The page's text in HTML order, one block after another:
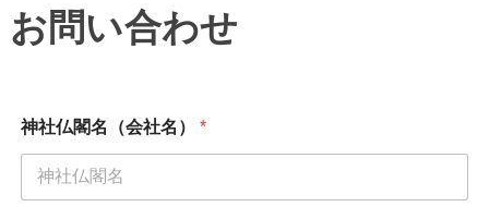
お問い合わせ
神社仏閣名（会社名） *